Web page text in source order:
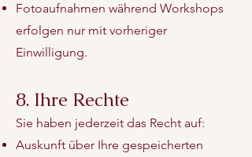
Fotoaufnahmen während Workshops
erfolgen nur mit vorheriger
Einwilligung.
8. Ihre Rechte
Sie haben jederzeit das Recht auf:
Auskunft über Ihre gespeicherten